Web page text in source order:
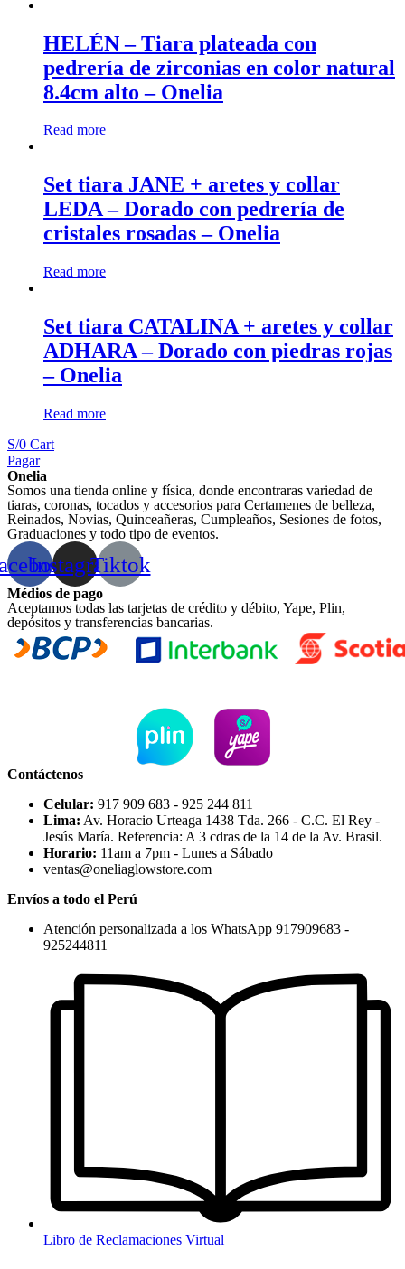
HELÉN – Tiara plateada con
pedrería de zirconias en color natural
8.4cm alto – Onelia
Read more
Set tiara JANE + aretes y collar
LEDA – Dorado con pedrería de
cristales rosadas – Onelia
Read more
Set tiara CATALINA + aretes y collar
ADHARA – Dorado con piedras rojas
– Onelia
Read more
S/0 Cart
Pagar
Onelia
Somos una tienda online y física, donde encontraras variedad de
tiaras, coronas, tocados y accesorios para Certamenes de belleza,
Reinados, Novias, Quinceañeras, Cumpleaños, Sesiones de fotos,
Graduaciones y todo tipo de eventos.
InstagramTiktok
Médios de pago
Aceptamos todas las tarjetas de crédito y débito, Yape, Plin,
depósitos y transferencias bancarias.
Contáctenos
Celular: 917 909 683 - 925 244 811
Lima: Av. Horacio Urteaga 1438 Tda. 266 - C.C. El Rey -
Jesús María. Referencia: A 3 cdras de la 14 de la Av. Brasil.
Horario: 11am a 7pm - Lunes a Sábado
ventas@oneliaglowstore.com
Envíos a todo el Perú
Atención personalizada a los WhatsApp 917909683 -
925244811
Libro de Reclamaciones Virtual